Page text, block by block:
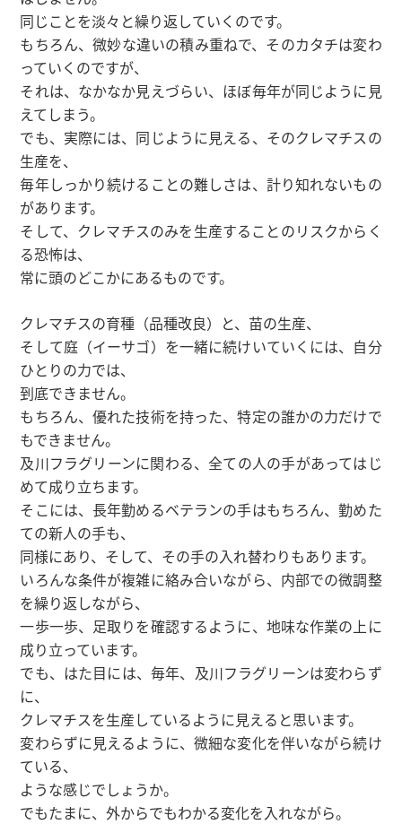
同じことを淡々と繰り返していくのです。
もちろん、微妙な違いの積み重ねで、そのカタチは変わ
っていくのですが、
それは、なかなか見えづらい、ほぼ毎年が同じように見
えてしまう。
でも、実際には、同じように見える、そのクレマチスの
生産を、
毎年しっかり続けることの難しさは、計り知れないもの
があります。
そして、クレマチスのみを生産することのリスクからく
る恐怖は、
常に頭のどこかにあるものです。
クレマチスの育種（品種改良）と、苗の生産、
そして庭（イーサゴ）を一緒に続けいていくには、自分
ひとりの力では、
到底できません。
もちろん、優れた技術を持った、特定の誰かの力だけで
もできません。
及川フラグリーンに関わる、全ての人の手があってはじ
めて成り立ちます。
そこには、長年勤めるベテランの手はもちろん、勤めた
ての新人の手も、
同様にあり、そして、その手の入れ替わりもあります。
いろんな条件が複雑に絡み合いながら、内部での微調整
を繰り返しながら、
一歩一歩、足取りを確認するように、地味な作業の上に
成り立っています。
でも、はた目には、毎年、及川フラグリーンは変わらず
に、
クレマチスを生産しているように見えると思います。
変わらずに見えるように、微細な変化を伴いながら続け
ている、
ような感じでしょうか。
でもたまに、外からでもわかる変化を入れながら。